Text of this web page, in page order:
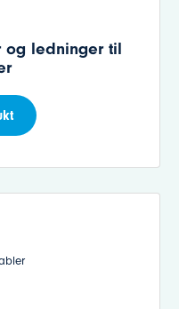
og ledninger til